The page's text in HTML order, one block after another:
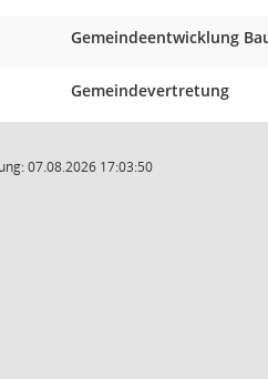
Gemeindeentwicklung
Gemeindevertretung
07.08.2026 17:03:50